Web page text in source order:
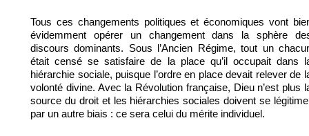
Tous ces changements politiques et économiques vont
évidemment opérer un changement dans la sphère
discours dominants. Sous l’Ancien Régime, tout un
était censé se satisfaire de la place qu’il occupait dans
hiérarchie sociale, puisque l’ordre en place devait relever de
volonté divine. Avec la Révolution française, Dieu n’est plus
source du droit et les hiérarchies sociales doivent se
par un autre biais : ce sera celui du mérite individuel.